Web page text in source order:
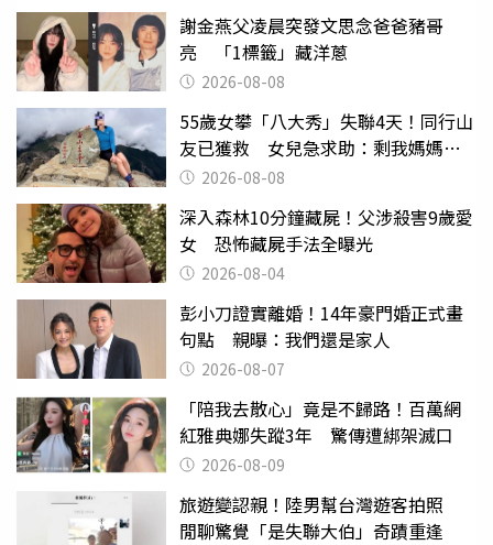
謝金燕父凌晨突發文思念爸爸豬哥
亮 「1標籤」藏洋蔥
2026-08-08
55歲女攀「八大秀」失聯4天！同行山
友已獲救 女兒急求助：剩我媽媽還
沒找到
2026-08-08
深入森林10分鐘藏屍！父涉殺害9歲愛
女 恐怖藏屍手法全曝光
2026-08-04
彭小刀證實離婚！14年豪門婚正式畫
句點 親曝：我們還是家人
2026-08-07
「陪我去散心」竟是不歸路！百萬網
紅雅典娜失蹤3年 驚傳遭綁架滅口
2026-08-09
旅遊變認親！陸男幫台灣遊客拍照
閒聊驚覺「是失聯大伯」奇蹟重逢